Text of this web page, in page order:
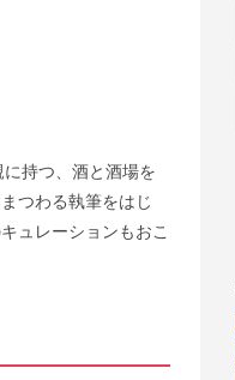
持つ、酒と酒場を
つわる執筆をはじ
ュレーションもおこ